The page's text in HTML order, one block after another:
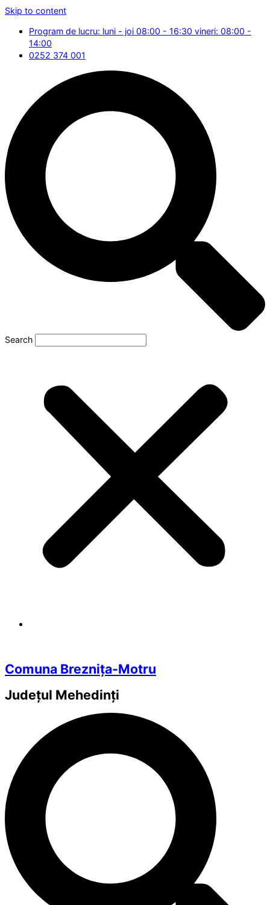
Skip to content
Program de lucru: luni - joi 08:00 - 16:30 vineri: 08:00 -
14:00
0252 374 001
Search
Comuna Breznița-Motru
Județul Mehedinți